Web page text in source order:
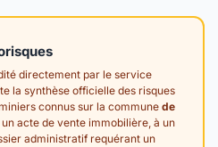
directement par le service
la synthèse officielle des risques
connus sur la commune de
acte de vente immobilière, à un
administratif requérant un